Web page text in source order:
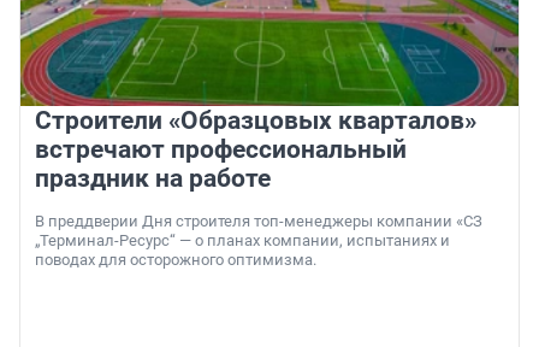
Строители «Образцовых кварталов»
встречают профессиональный
праздник на работе
В преддверии Дня строителя топ-менеджеры компании «СЗ
„Терминал-Ресурс“ — о планах компании, испытаниях и
поводах для осторожного оптимизма.